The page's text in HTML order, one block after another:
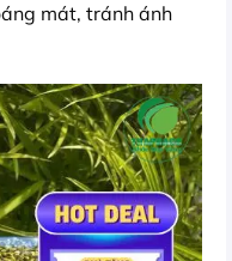
mát, tránh ánh